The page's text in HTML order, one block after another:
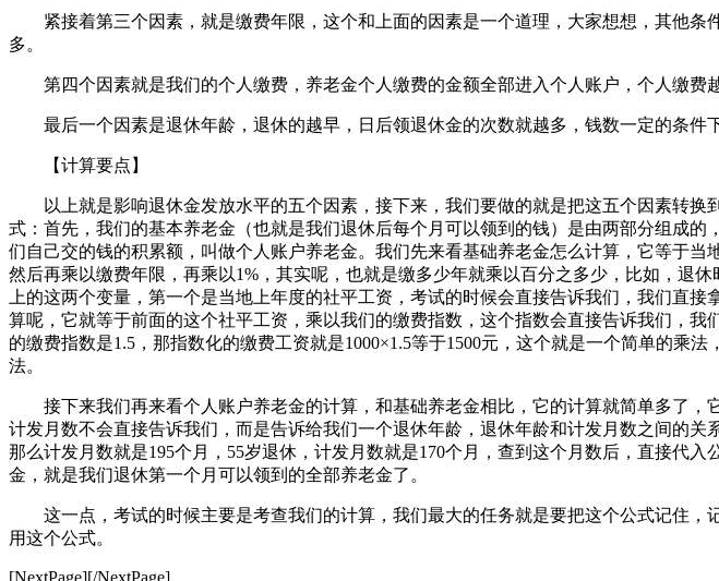
紧接着第三个因素，就是缴费年限，这个和上面的因素是一个道理，大家想想，其他条
多。
第四个因素就是我们的个人缴费，养老金个人缴费的金额全部进入个人账户，个人缴费
最后一个因素是退休年龄，退休的越早，日后领退休金的次数就越多，钱数一定的条件
【计算要点】
以上就是影响退休金发放水平的五个因素，接下来，我们要做的就是把这五个因素转换
式：首先，我们的基本养老金（也就是我们退休后每个月可以领到的钱）是由两部分组成
们自己交的钱的积累额，叫做个人账户养老金。我们先来看基础养老金怎么计算，它等于
然后再乘以缴费年限，再乘以1%，其实呢，也就是缴多少年就乘以百分之多少，比如，退
上的这两个变量，第一个是当地上年度的社平工资，考试的时候会直接告诉我们，我们直
算呢，它就等于前面的这个社平工资，乘以我们的缴费指数，这个指数会直接告诉我们，
的缴费指数是1.5，那指数化的缴费工资就是1000×1.5等于1500元，这个就是一个简单的乘
法。
接下来我们再来看个人账户养老金的计算，和基础养老金相比，它的计算就简单多了，
计发月数不会直接告诉我们，而是告诉给我们一个退休年龄，退休年龄和计发月数之间的
那么计发月数就是195个月，55岁退休，计发月数就是170个月，查到这个月数后，直接代
金，就是我们退休第一个月可以领到的全部养老金了。
这一点，考试的时候主要是考查我们的计算，我们最大的任务就是要把这个公式记住，
用这个公式。
[NextPage][/NextPage]